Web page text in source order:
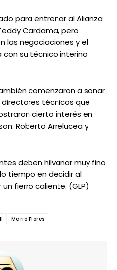
para entrenar al Alianza
Cardama, pero
las negociaciones y el
con su técnico interino
comenzaron a sonar
directores técnicos que
cierto interés en
Roberto Arrelucea y
deben hilvanar muy fino
tiempo en decidir al
fierro caliente. (GLP)
Mario Flores